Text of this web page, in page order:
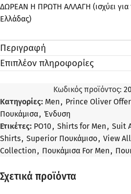
ΔΩΡΕΑΝ Η ΠΡΩΤΗ ΑΛΛΑΓΗ (ισχύει για
Ελλάδας)
Περιγραφή
Επιπλέον πληροφορίες
Κωδικός προϊόντος:
Κατηγορίες: Men, Prince Oliver
Πουκάμισα, Ένδυση
Ετικέτες: PO10, Shirts for Men, Suit
Shirts, Superior Πουκάμισο, View
Collection, Πουκάμισα For Men,
Σχετικά προϊόντα